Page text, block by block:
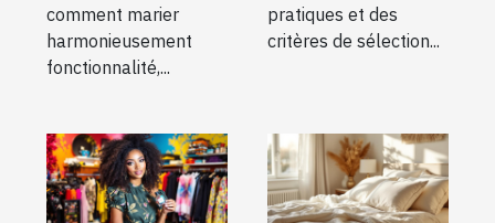
comment marier
harmonieusement
fonctionnalité,...
pratiques et des
critères de sélection...